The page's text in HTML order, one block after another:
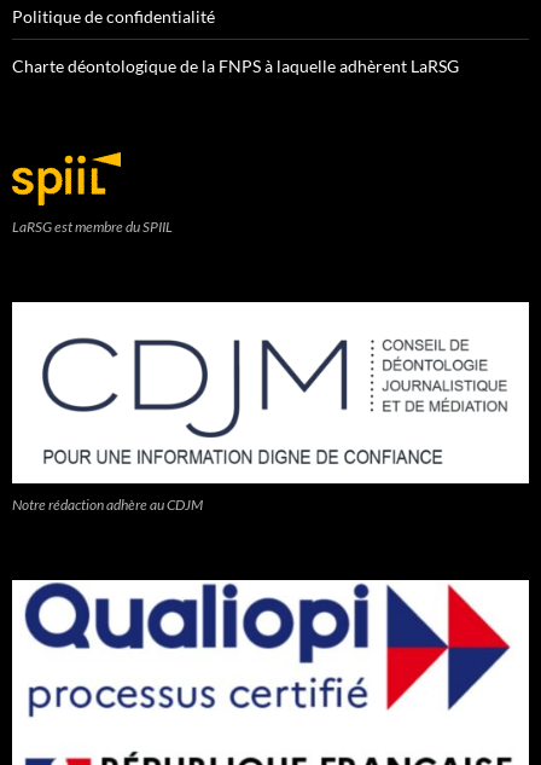
Politique de confidentialité
Charte déontologique de la FNPS à laquelle adhèrent LaRSG
LaRSG est membre du SPIIL
Notre rédaction adhère au CDJM